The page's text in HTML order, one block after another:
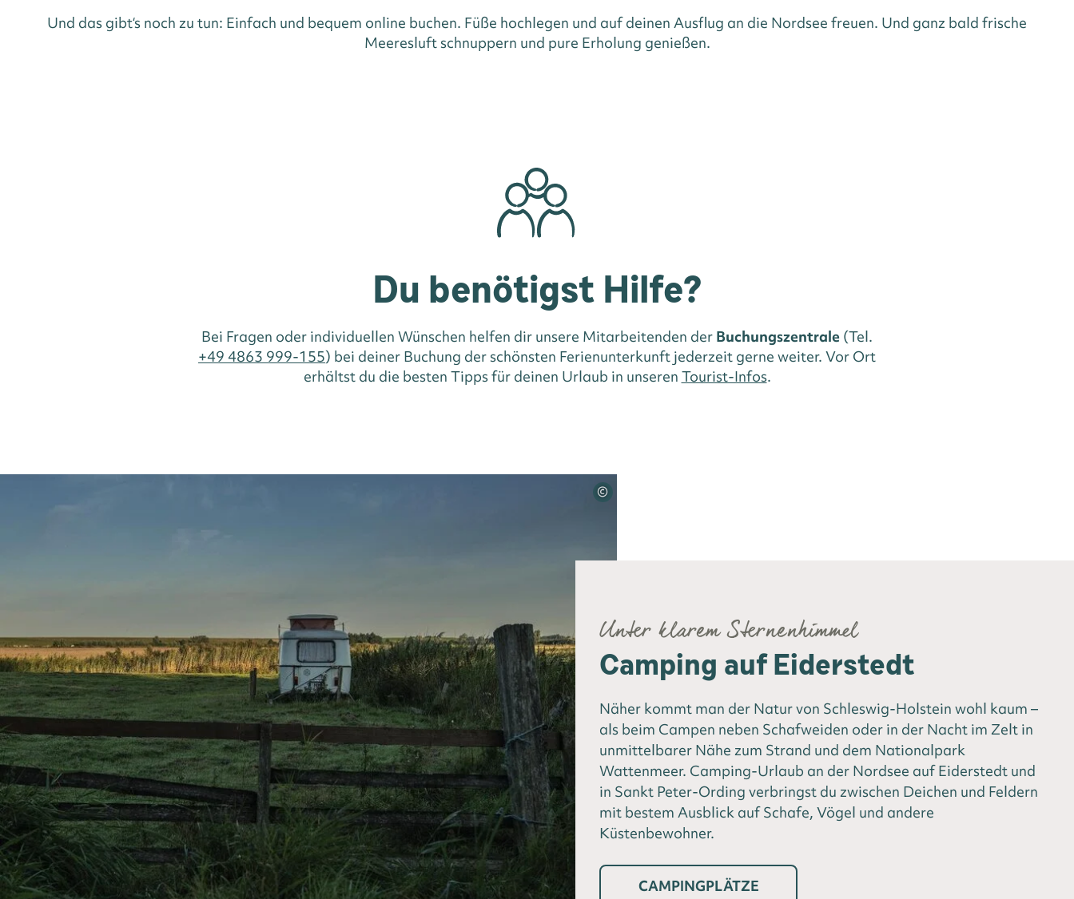
Und das gibt‘s noch zu tun: Einfach und bequem online buchen. Füße hochlegen und auf deinen Ausflug an die Nordsee freuen. Und ganz bald frische
Meeresluft schnuppern und pure Erholung genießen.
Du benötigst Hilfe?
Bei Fragen oder individuellen Wünschen helfen dir unsere Mitarbeitenden der Buchungszentrale (Tel.
+49 4863 999-155) bei deiner Buchung der schönsten Ferienunterkunft jederzeit gerne weiter. Vor Ort
erhältst du die besten Tipps für deinen Urlaub in unseren Tourist-Infos.
©
Unter klarem Sternenhimmel
Camping auf Eiderstedt
Näher kommt man der Natur von Schleswig-Holstein wohl kaum –
als beim Campen neben Schafweiden oder in der Nacht im Zelt in
unmittelbarer Nähe zum Strand und dem Nationalpark
Wattenmeer. Camping-Urlaub an der Nordsee auf Eiderstedt und
in Sankt Peter-Ording verbringst du zwischen Deichen und Feldern
mit bestem Ausblick auf Schafe, Vögel und andere
Küstenbewohner.
CAMPINGPLÄTZE